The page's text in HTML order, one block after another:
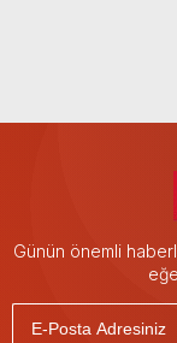
Günün önemli